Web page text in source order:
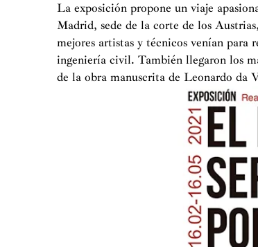
La exposición propone un viaje
Madrid, sede de la corte de los
mejores artistas y técnicos venían
ingeniería civil. También llegaron los
de la obra manuscrita de Leonardo da